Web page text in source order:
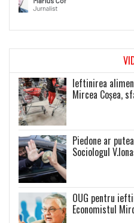
Ieftinirea
Mircea Coșea,
Piedone ar
Sociologul
OUG pentru
Economistul